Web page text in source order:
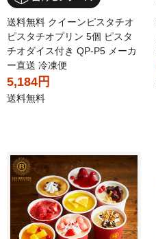
送料無料 クイーンピスタチオ
ピスタチオプリン 5個 ピスタ
チオダイス付き QP-P5 メーカ
ー直送 冷凍便
5,184円
送料無料